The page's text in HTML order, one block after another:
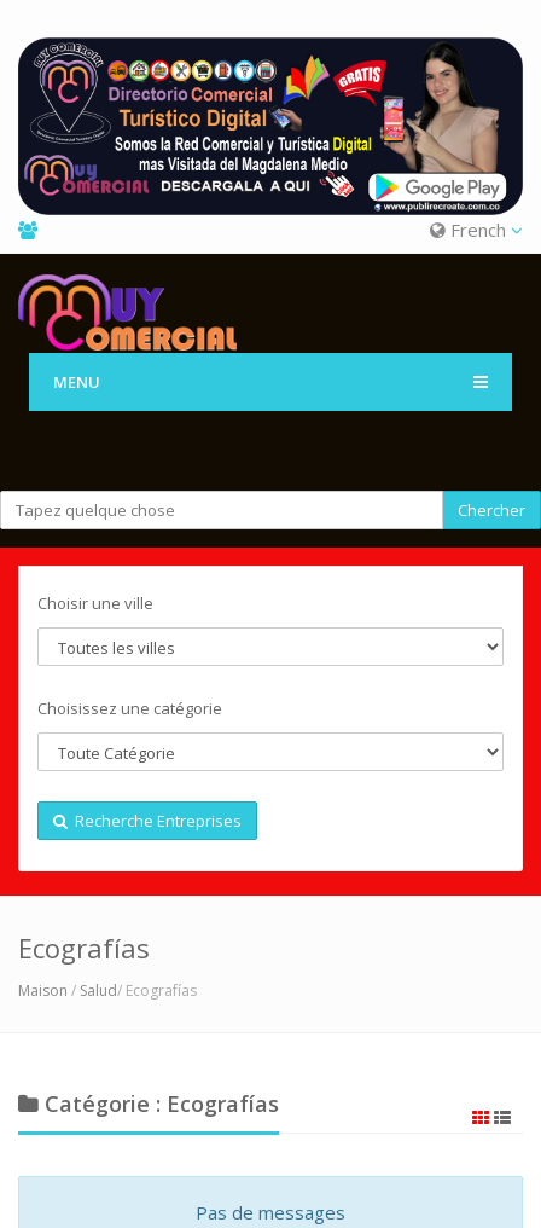
French
MENU
Chercher
Choisir une ville
Choisissez une catégorie
Recherche Entreprises
Ecografías
Maison / Salud/ Ecografías
Catégorie : Ecografías
Pas de messages